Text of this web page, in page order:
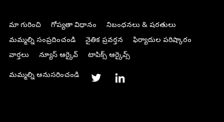
మా గురించి గోప్యతా విధానం
నిబంధనలు & షరతులు
మమ్మల్ని సంప్రదించండి
నైతిక ప్రవర్తన
ఫిర్యాదుల పరిష్కారం
వార్తలు
న్యూస్ ఆర్కైవ్ టాపిక్స్ ఆర్కైవ్స్
మమ్మల్ని అనుసరించండి